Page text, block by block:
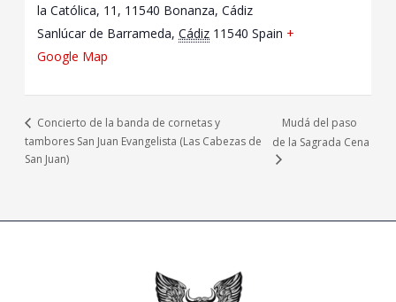
la Católica, 11, 11540 Bonanza, Cádiz
Sanlúcar de Barrameda, Cádiz 11540 Spain +
Google Map
Concierto de la banda de cornetas y
tambores San Juan Evangelista (Las Cabezas de
San Juan)
Mudá del paso
de la Sagrada Cena